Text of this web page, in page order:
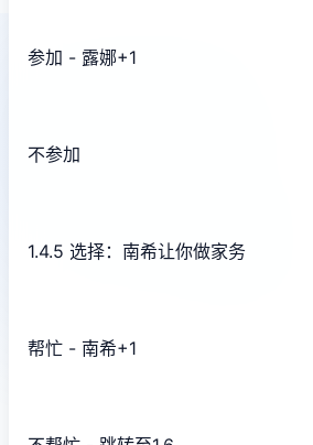
参加 - 露娜+1
不参加
1.4.5 选择：南希让你做家务
帮忙 - 南希+1